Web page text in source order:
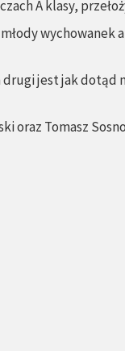
A klasy,
jest jak
oraz Tomasz